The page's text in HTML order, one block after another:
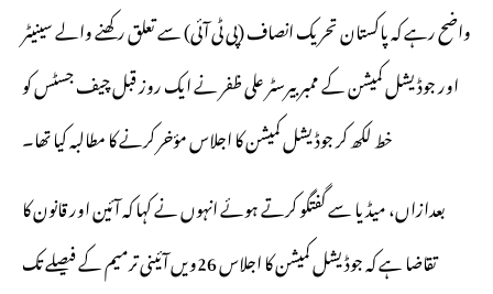
واضح رہے کہ پاکستان تحریک انصاف (پی ٹی آئی) سے تعلق رکھنے والے سینیٹر
اور جوڈیشل کمیشن کے ممبر بیرسٹر علی ظفر نے ایک روز قبل چیف جسٹس کو
خط لکھ کر جوڈیشل کمیشن کا اجلاس مؤخر کرنے کا مطالبہ کیا تھا۔
بعدازاں، میڈیا سے گفتگو کرتے ہوئے انہوں نے کہا کہ آئین اور قانون کا
تقاضا ہے کہ جوڈیشل کمیشن کا اجلاس 26ویں آئینی ترمیم کے فیصلے تک